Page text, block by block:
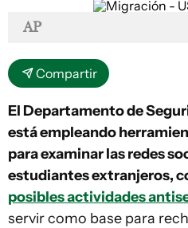
AP
Compartir
El Departamento de
está empleando
para examinar las redes
estudiantes extranjeros,
posibles actividades
servir como base para